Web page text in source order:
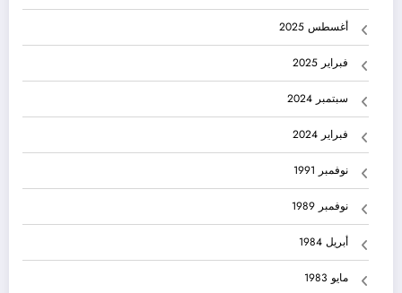
أغسطس 2025
فبراير 2025
سبتمبر 2024
فبراير 2024
نوفمبر 1991
نوفمبر 1989
أبريل 1984
مايو 1983